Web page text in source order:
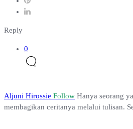
Reply
0
Aljuni Hirossie Follow Hanya seorang
membagikan ceritanya melalui tulisan.